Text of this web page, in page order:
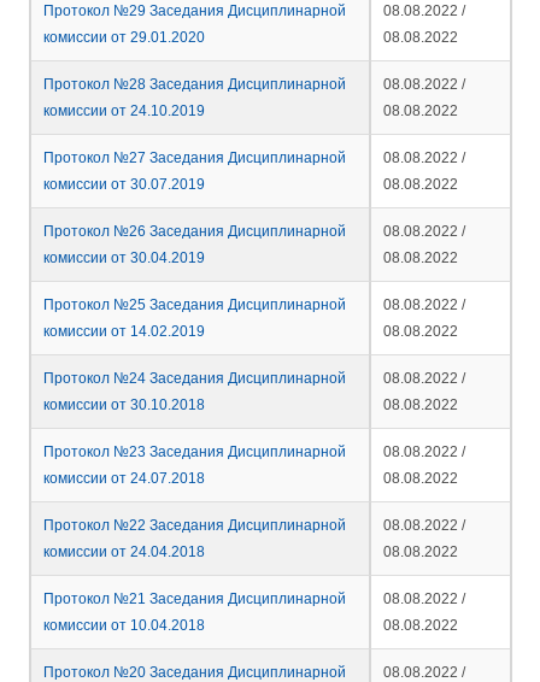
Протокол №29 Заседания Дисциплинарной
комиссии от 29.01.2020
08.08.2022 /
08.08.2022
Протокол №28 Заседания Дисциплинарной
комиссии от 24.10.2019
08.08.2022 /
08.08.2022
Протокол №27 Заседания Дисциплинарной
комиссии от 30.07.2019
08.08.2022 /
08.08.2022
Протокол №26 Заседания Дисциплинарной
комиссии от 30.04.2019
08.08.2022 /
08.08.2022
Протокол №25 Заседания Дисциплинарной
комиссии от 14.02.2019
08.08.2022 /
08.08.2022
Протокол №24 Заседания Дисциплинарной
комиссии от 30.10.2018
08.08.2022 /
08.08.2022
Протокол №23 Заседания Дисциплинарной
комиссии от 24.07.2018
08.08.2022 /
08.08.2022
Протокол №22 Заседания Дисциплинарной
комиссии от 24.04.2018
08.08.2022 /
08.08.2022
Протокол №21 Заседания Дисциплинарной
комиссии от 10.04.2018
08.08.2022 /
08.08.2022
Протокол №20 Заседания Дисциплинарной
08.08.2022 /